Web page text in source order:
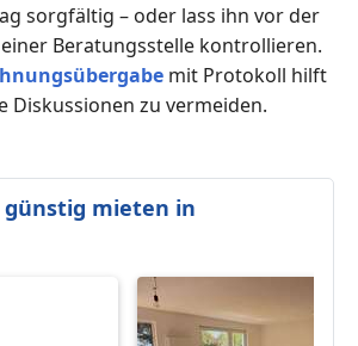
sorgfältig – oder lass ihn vor der
Beratungsstelle kontrollieren.
mit Protokoll hilft
Diskussionen zu vermeiden.
mieten in